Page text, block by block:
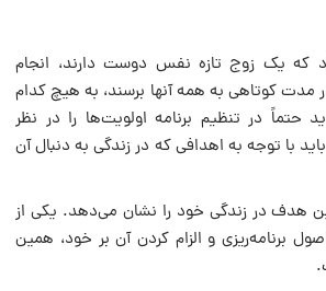
که یک زوج تازه نفس دوست دارند، انجام
مدت کوتاهی به همه آن‏ها برسند، به هیچ کدام
حتماً در تنظیم برنامه اولویت‏‌ها را در نظر
با توجه به اهدافی که در زندگی به دنبال آن
هدف در زندگی خود را نشان می‌‏دهد. یکی از
برنامه‌ریزی و الزام کردن آن بر خود، همین